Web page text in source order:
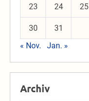
23 24 25
30
31
« Nov.
Jan. »
Archiv